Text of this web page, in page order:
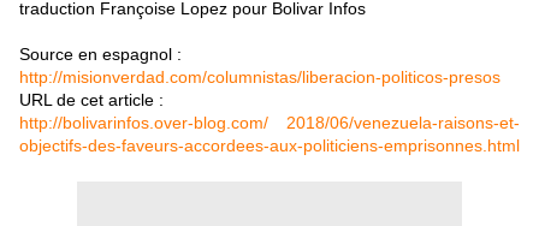
traduction Françoise Lopez pour Bolivar Infos
Source en espagnol :
http://misionverdad.com/columnistas/liberacion-politicos-presos
URL de cet article :
http://bolivarinfos.over-blog.com/ 2018/06/venezuela-raisons-et-
objectifs-des-faveurs-accordees-aux-politiciens-emprisonnes.html